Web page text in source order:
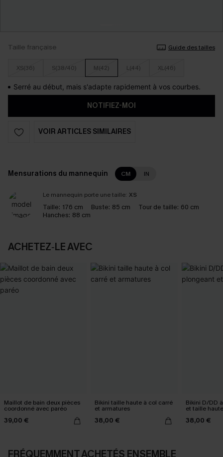
Taille française Guide des tailles
XS(36) S(38/40) M(42) L(44) XL(46)
Serré au début, mais s'adapte rapidement à vos courbes.
NOTIFIEZ-MOI
VOIR ARTICLES SIMILAIRES
Mensurations du mannequin CM IN
Le mannequin porte une taille: XS
Taille: 176 cm Buste: 85 cm Tour de taille: 60 cm
Hanches: 88 cm
ACHETEZ‑LE AVEC
Maillot de bain deux pièces
coordonné avec paréo
39,00 €
Bikini taille haute à col carré
et armatures
38,00 €
Bikini D/DD
et taille haute
38,00 €
FRÉQUEMMENT ACHETÉS ENSEMBLE